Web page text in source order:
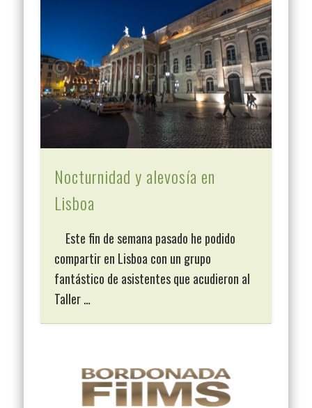
Nocturnidad y alevosía en
Lisboa
Este fin de semana pasado he podido
compartir en Lisboa con un grupo
fantástico de asistentes que acudieron al
Taller …